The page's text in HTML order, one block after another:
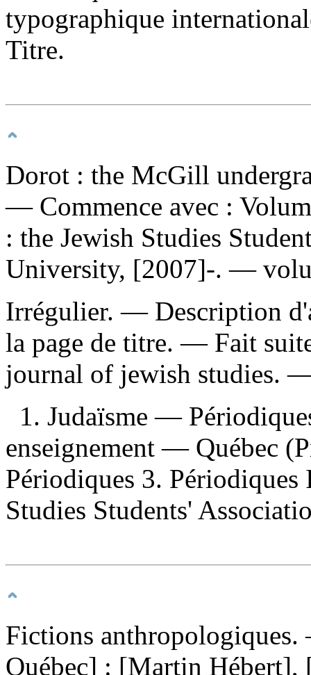
typographique
Titre.
Dorot : the McGill
— Commence avec :
: the Jewish Studies
University, [2007]-. —
Irrégulier. — Description
la page de titre. — Fait
journal of jewish studies.
1. Judaïsme —
enseignement — Québec
Périodiques 3.
Studies Students'
Fictions anthropologiques.
Québec] : [Martin